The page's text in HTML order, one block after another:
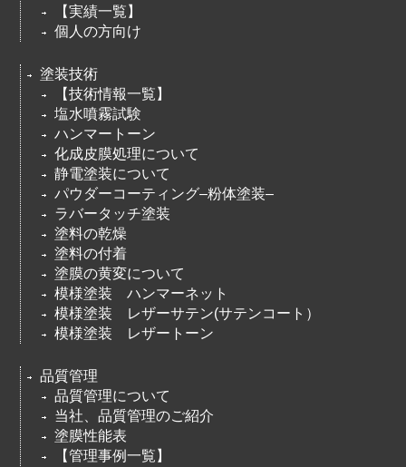
【実績一覧】
個人の方向け
塗装技術
【技術情報一覧】
塩水噴霧試験
ハンマートーン
化成皮膜処理について
静電塗装について
パウダーコーティング–粉体塗装–
ラバータッチ塗装
塗料の乾燥
塗料の付着
塗膜の黄変について
模様塗装 ハンマーネット
模様塗装 レザーサテン(サテンコート）
模様塗装 レザートーン
品質管理
品質管理について
当社、品質管理のご紹介
塗膜性能表
【管理事例一覧】